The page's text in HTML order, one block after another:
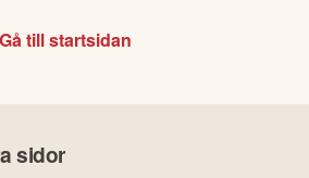
Gå till startsidan
sidor